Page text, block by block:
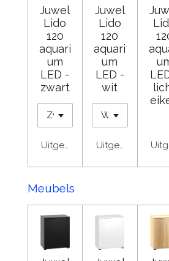
Juwel
Lido
120
aquari
um
LED -
zwart
Uitgeschakeld
Juwel
Lido
120
aquari
um
LED -
wit
Uitgeschakeld
Meubels